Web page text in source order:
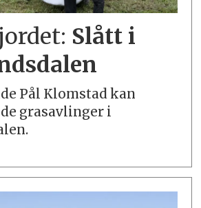
Slått i
Pål Klomstad kan
grasavlinger i